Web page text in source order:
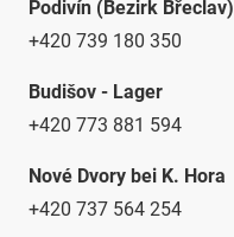
Podivín (Bezirk Břeclav)
+420 739 180 350
Budišov - Lager
+420 773 881 594
Nové Dvory bei K. Hora
+420 737 564 254